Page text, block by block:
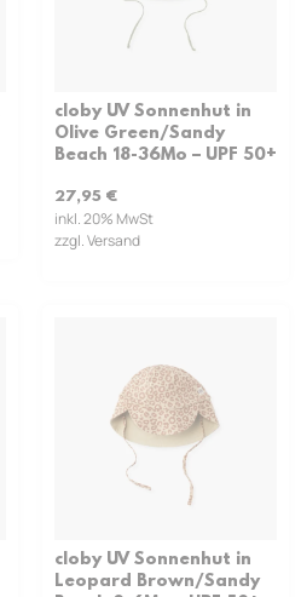
cloby UV Sonnenhut in
Olive Green/Sandy
Beach 18-36Mo – UPF 50+
27,95 €
inkl. 20% MwSt
zzgl. Versand
cloby UV Sonnenhut in
Leopard Brown/Sandy